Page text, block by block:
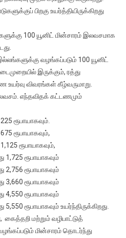
–
யூனிட்
மின்சாரம்
பிறகு உயர்த்தியிருக்கிறது
100 யூனிட் மின்சாரம் இலவசமாக
வழங்கப்படும் 100 யூனிட்
இருக்கும், ரத்து
உயர்வு விவரங்கள் கீழ்வருமாறு.
எந்தவிதக் கட்டணமும்
ரூபாயாகவும்.
ரூபாயாகவும்,
ரூபாயாகவும்,
1,725 ரூபாயாகவும்
2,756 ரூபாயாகவும்
3,660 ரூபாயாகவும்
4,550 ரூபாயாகவும்
5,550 ரூபாயாகவும் உயர்ந்திருக்கிறது.
கைத்தறி மற்றும் வழிபாட்டுத்
மின்சாரம் தொடர்ந்து